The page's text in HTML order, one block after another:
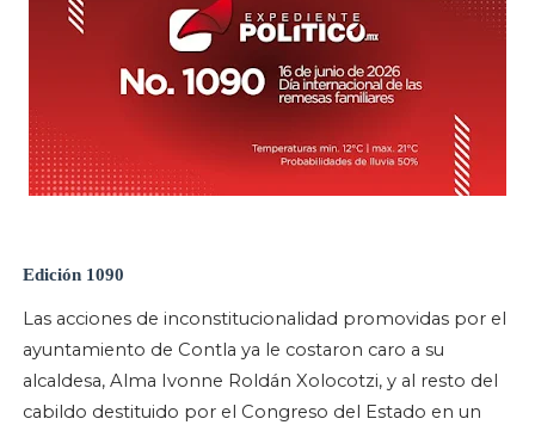
Edición 1090
Las acciones de inconstitucionalidad promovidas por el
ayuntamiento de Contla ya le costaron caro a su
alcaldesa, Alma Ivonne Roldán Xolocotzi, y al resto del
cabildo destituido por el Congreso del Estado en un